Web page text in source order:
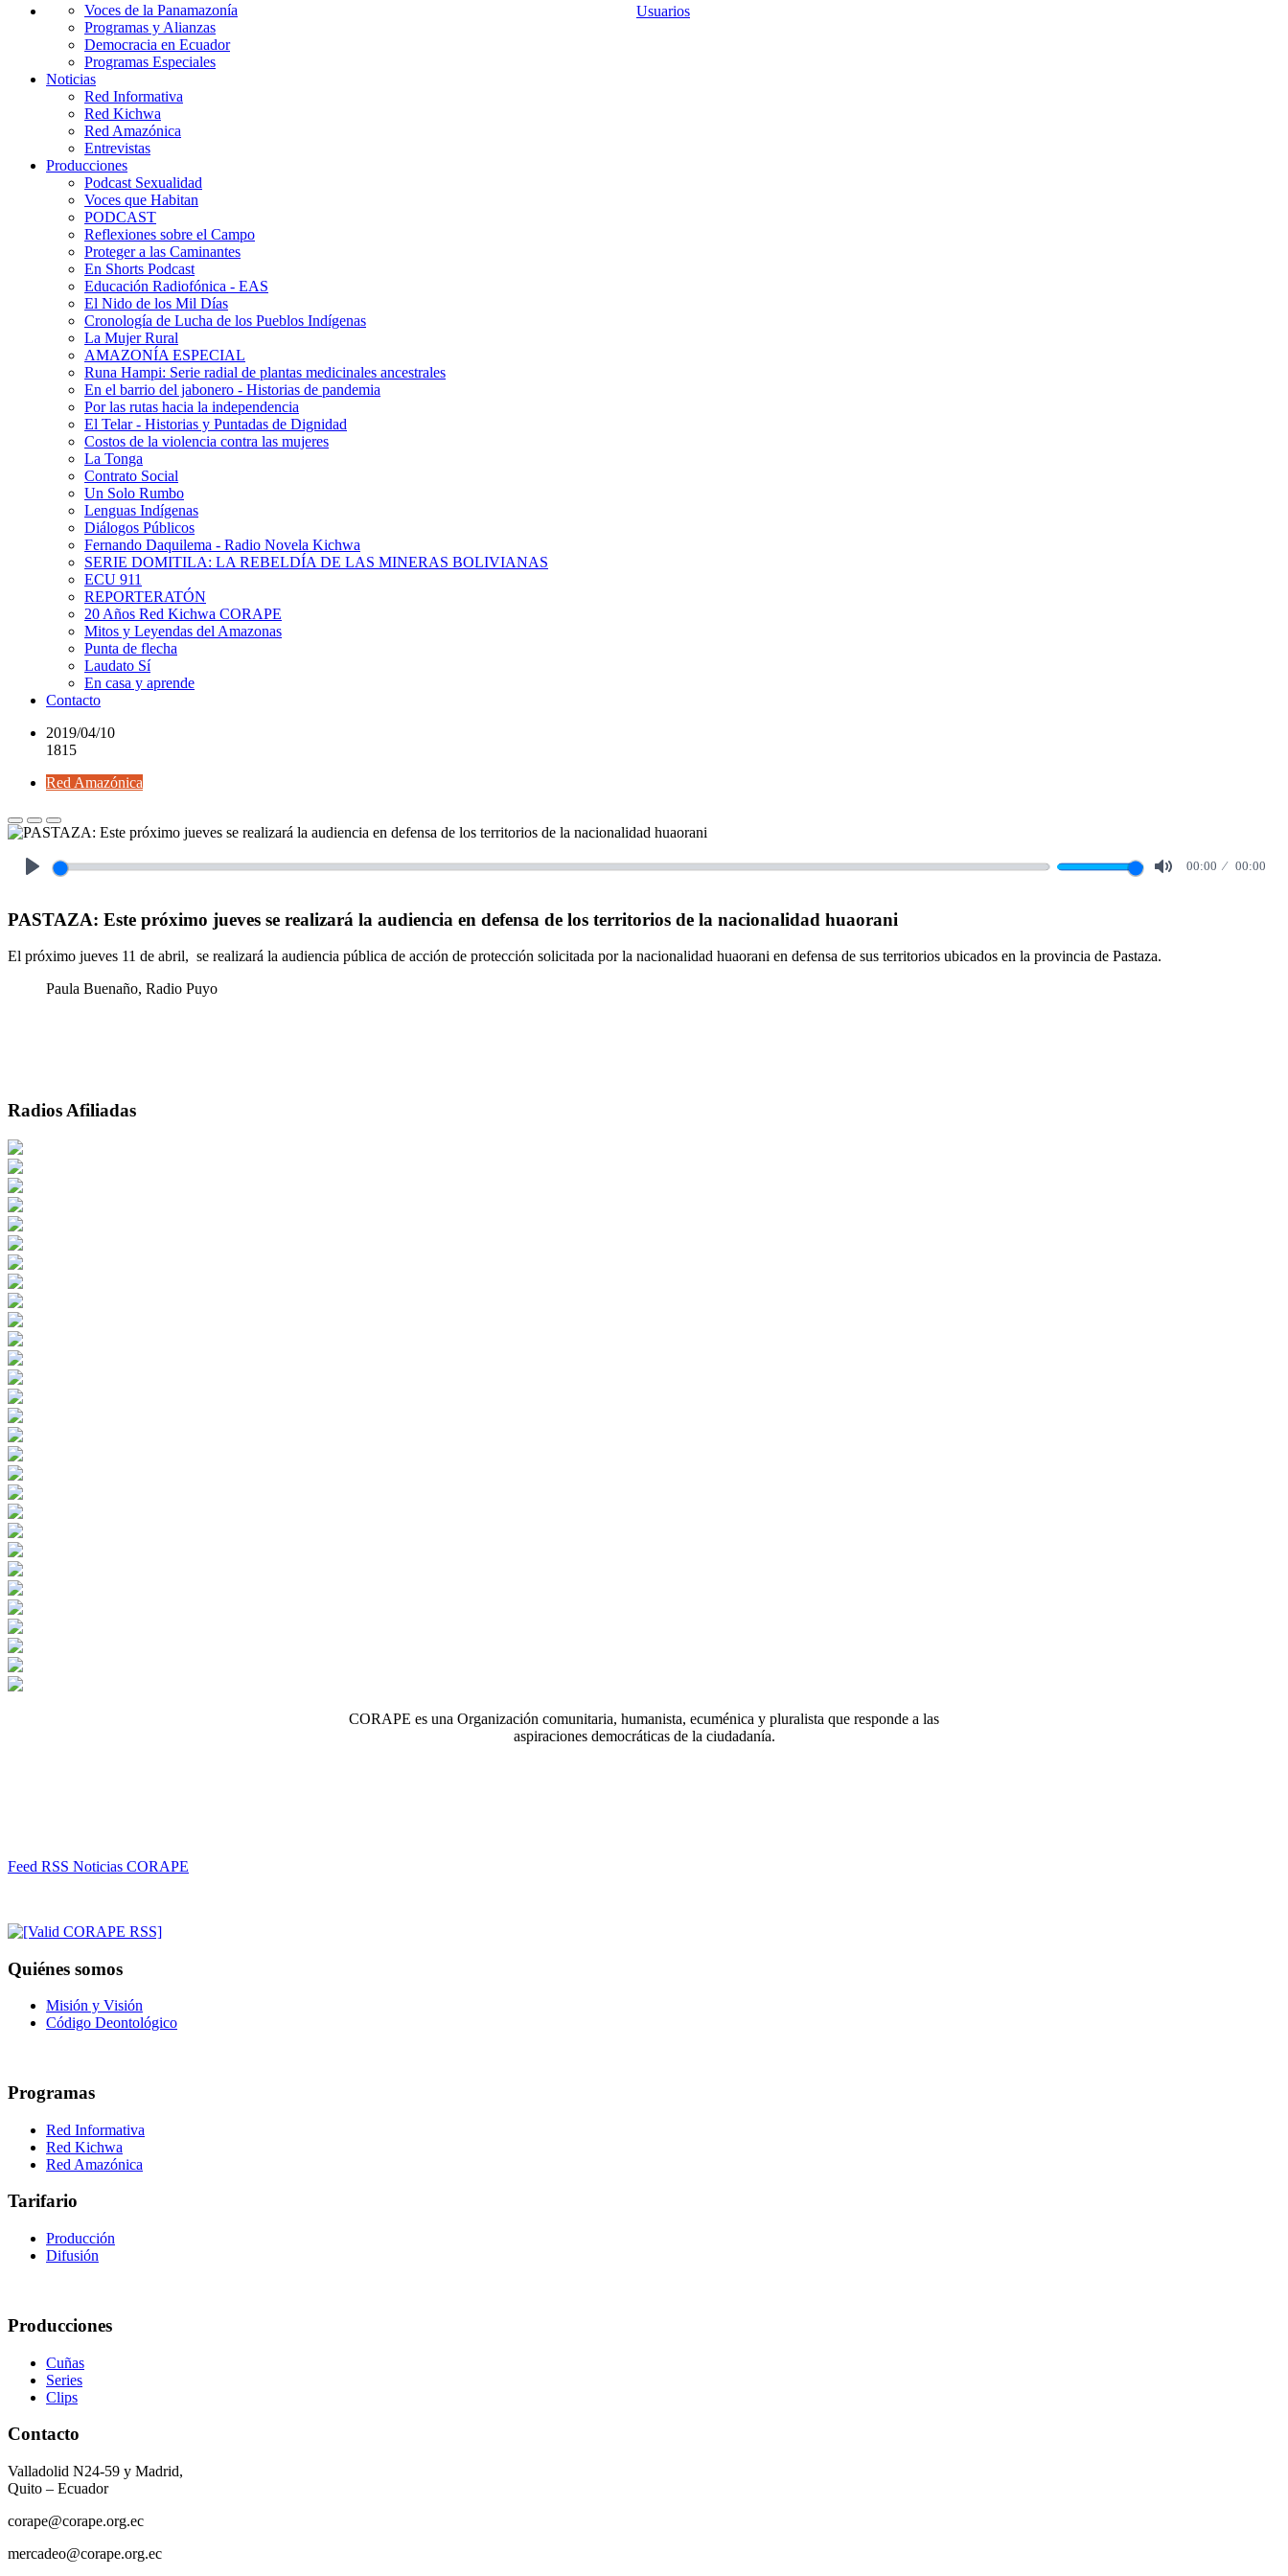
Usuarios
Voces de la Panamazonía
Programas y Alianzas
Democracia en Ecuador
Programas Especiales
Noticias
Red Informativa
Red Kichwa
Red Amazónica
Entrevistas
Producciones
Podcast Sexualidad
Voces que Habitan
PODCAST
Reflexiones sobre el Campo
Proteger a las Caminantes
En Shorts Podcast
Educación Radiofónica - EAS
El Nido de los Mil Días
Cronología de Lucha de los Pueblos Indígenas
La Mujer Rural
AMAZONÍA ESPECIAL
Runa Hampi: Serie radial de plantas medicinales ancestrales
En el barrio del jabonero - Historias de pandemia
Por las rutas hacia la independencia
El Telar - Historias y Puntadas de Dignidad
Costos de la violencia contra las mujeres
La Tonga
Contrato Social
Un Solo Rumbo
Lenguas Indígenas
Diálogos Públicos
Fernando Daquilema - Radio Novela Kichwa
SERIE DOMITILA: LA REBELDÍA DE LAS MINERAS BOLIVIANAS
ECU 911
REPORTERATÓN
20 Años Red Kichwa CORAPE
Mitos y Leyendas del Amazonas
Punta de flecha
Laudato Sí
En casa y aprende
Contacto
2019/04/10
1815
Red Amazónica
00:00 00:00
PASTAZA: Este próximo jueves se realizará la audiencia en defensa de los territorios de la nacionalidad huaorani
El próximo jueves 11 de abril, se realizará la audiencia pública de acción de protección solicitada por la nacionalidad huaorani en defensa de sus territorios ubicados en la provincia de Pastaza.
Paula Buenaño, Radio Puyo
Radios Afiliadas
CORAPE es una Organización comunitaria, humanista, ecuménica y pluralista que responde a las
aspiraciones democráticas de la ciudadanía.
Feed RSS Noticias CORAPE
Quiénes somos
Misión y Visión
Código Deontológico
Programas
Red Informativa
Red Kichwa
Red Amazónica
Tarifario
Producción
Difusión
Producciones
Cuñas
Series
Clips
Contacto
Valladolid N24-59 y Madrid,
Quito – Ecuador
corape@corape.org.ec
mercadeo@corape.org.ec